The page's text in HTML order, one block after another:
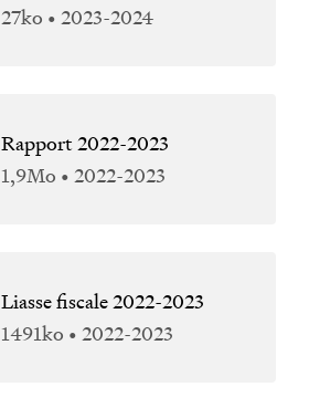
27ko • 2023-2024
Rapport 2022-2023
1,9Mo • 2022-2023
Liasse fiscale 2022-2023
1491ko • 2022-2023